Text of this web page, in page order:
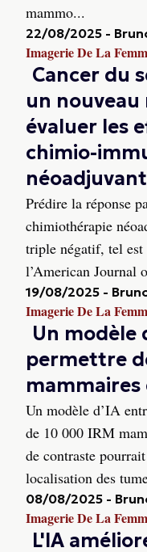
mammo...
22/08/2025 -
Imagerie De La
Cancer du
un nouveau
évaluer les
chimio-
Prédire la réponse
chimiothérapie
triple négatif, tel est
l’American Journal
19/08/2025 -
Imagerie De La
Un modèle
permettre
mammaires
Un modèle d’IA
de 10 000 IRM
de contraste
localisation des
08/08/2025 -
Imagerie De La
L'IA